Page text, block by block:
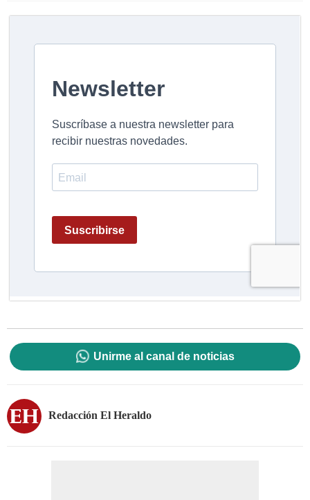
Unirme al canal de noticias
Redacción El Heraldo